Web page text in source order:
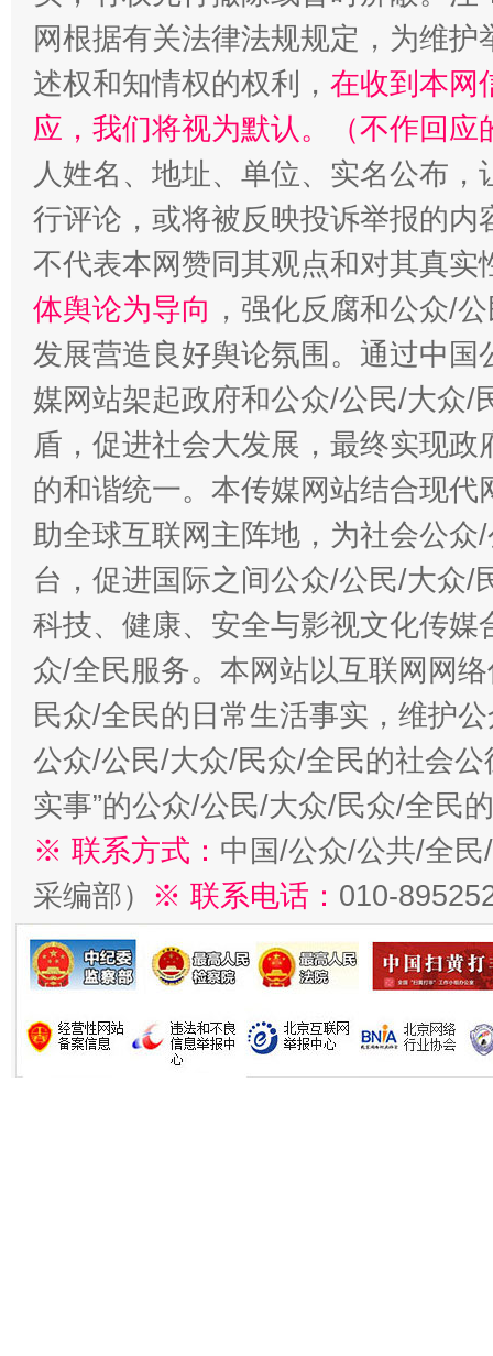
招工难、用工荒背后
网根据有关法律法规规定，为维
述权和知情权的权利， 在收到本网
应，我们将视为默认。（不作回应
人姓名、地址、单位、实名公布
行评论，或将被反映投诉举报的
不代表本网赞同其观点和对其真实
体舆论为导向 ，强化反腐和公众/
发展营造良好舆论氛围。通过中
媒网站架起政府和公众/公民/大众/
盾，促进社会大发展，最终实现
的和谐统一。本传媒网站结合现
助全球互联网主阵地，为社会公
台，促进国际之间公众/公民/大众/
科技、健康、安全与影视文化传
众/全民服务。本网站以互联网网
民众/全民的日常生活事实，维护
公众/公民/大众/民众/全民的社会公
实事”的公众/公民/大众/民众/全民
※ 联系方式： 中国/公众/公共/全
采编部） ※ 联系电话： 010-